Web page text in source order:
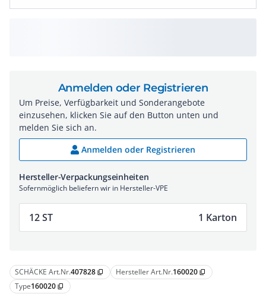
SCHÄCKE Art.Nr.407828 content_copy Hersteller Art.Nr.160020 content_copy
Type160020 content_copy
Anmelden oder Registrieren
Um Preise, Verfügbarkeit und Sonderangebote
einzusehen, klicken Sie auf den Button unten und
melden Sie sich an.
Anmelden oder Registrieren
Hersteller-Verpackungseinheiten
Sofernmöglich beliefern wir in Hersteller-VPE
12 ST 1 Karton